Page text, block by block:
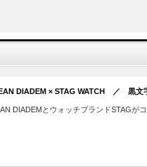
DIADEM × STAG WATCH ／ 黒文
DIADEMとウォッチブランドSTAGが